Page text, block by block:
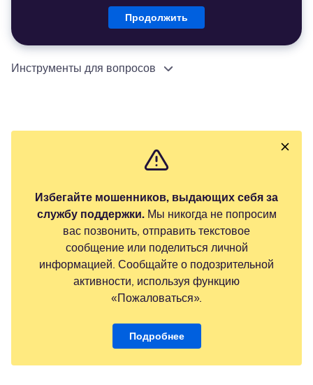
Продолжить
Инструменты для вопросов
Избегайте мошенников, выдающих себя за
службу поддержки.Мы никогда не попросим
вас позвонить, отправить текстовое
сообщение или поделиться личной
информацией. Сообщайте о подозрительной
активности, используя функцию
«Пожаловаться».
Подробнее